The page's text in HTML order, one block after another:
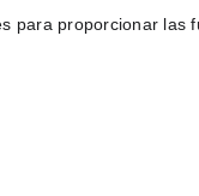
para proporcionar las